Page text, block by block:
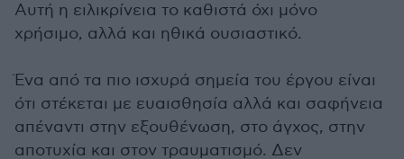
Αυτή η ειλικρίνεια το καθιστά όχι μόνο
χρήσιμο, αλλά και ηθικά ουσιαστικό.
Ένα από τα πιο ισχυρά σημεία του έργου είναι
ότι στέκεται με ευαισθησία αλλά και σαφήνεια
απέναντι στην εξουθένωση, στο άγχος, στην
αποτυχία και στον τραυματισμό. Δεν